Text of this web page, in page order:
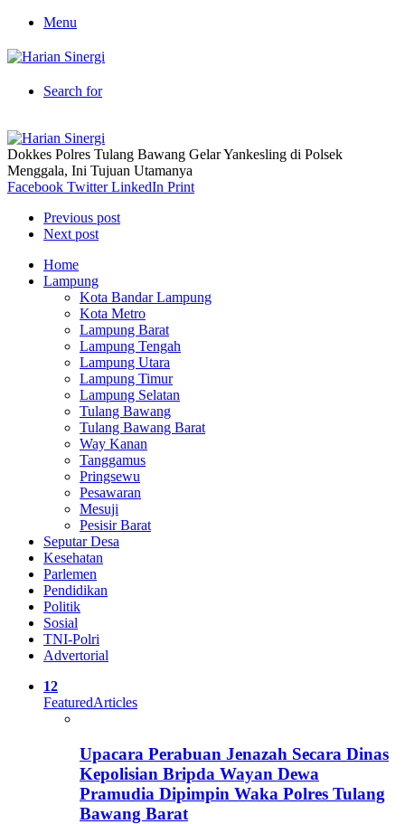
Menu
Search for
Dokkes Polres Tulang Bawang Gelar Yankesling di Polsek
Menggala, Ini Tujuan Utamanya
Facebook Twitter LinkedIn Print
Previous post
Next post
Home
Lampung
Kota Bandar Lampung
Kota Metro
Lampung Barat
Lampung Tengah
Lampung Utara
Lampung Timur
Lampung Selatan
Tulang Bawang
Tulang Bawang Barat
Way Kanan
Tanggamus
Pringsewu
Pesawaran
Mesuji
Pesisir Barat
Seputar Desa
Kesehatan
Parlemen
Pendidikan
Politik
Sosial
TNI-Polri
Advertorial
12
FeaturedArticles
Upacara Perabuan Jenazah Secara Dinas
Kepolisian Bripda Wayan Dewa
Pramudia Dipimpin Waka Polres Tulang
Bawang Barat